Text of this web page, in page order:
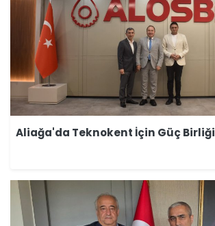
Aliağa'da Teknokent İçin Güç Birliği